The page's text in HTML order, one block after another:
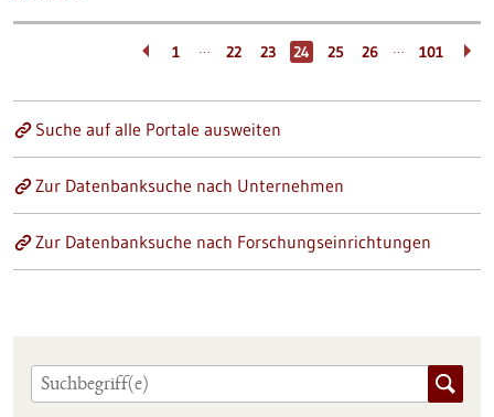
1 … 22 23 24 25 26 … 101
Suche auf alle Portale ausweiten
Zur Datenbanksuche nach Unternehmen
Zur Datenbanksuche nach Forschungseinrichtungen